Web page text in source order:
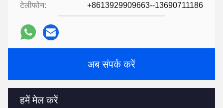
टेलीफोन: +8613929909663--13690711186
अब संपर्क करें
हमें मेल करें